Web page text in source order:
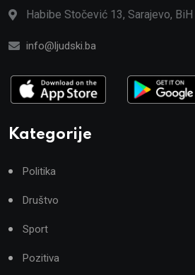
Habibe Stočević 13, Sarajevo, BiH
info@ljudski.ba
Kategorije
Politika
Društvo
Sport
Pozitiva